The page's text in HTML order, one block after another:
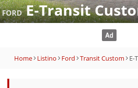
FORDE-Transit
Home Listino Ford Transit Custom E-